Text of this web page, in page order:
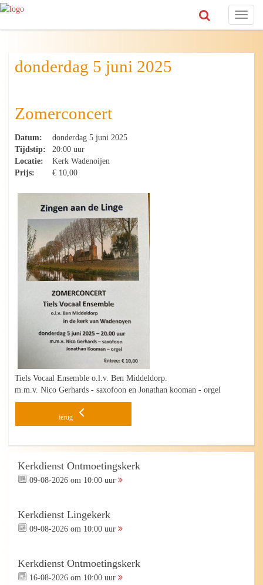
Toggle
donderdag 5 juni 2025
Zomerconcert
Datum:
donderdag 5 juni 2025
Tijdstip:
20:00 uur
Locatie:
Kerk Wadenoijen
Prijs:
€ 10,00
Tiels Vocaal Ensemble o.l.v. Ben Middeldorp.
m.m.v. Nico Gerhards - saxofoon en Jonathan kooman - orgel
terug
Kerkdienst Ontmoetingskerk
09-08-2026 om 10:00 uur
Kerkdienst Lingekerk
09-08-2026 om 10:00 uur
Kerkdienst Ontmoetingskerk
16-08-2026 om 10:00 uur